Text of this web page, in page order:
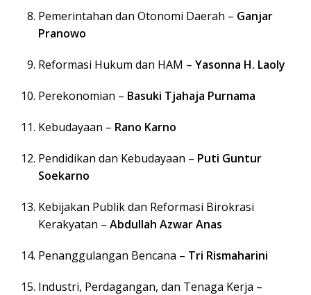
Pemerintahan dan Otonomi Daerah – Ganjar
Pranowo
Reformasi Hukum dan HAM – Yasonna H. Laoly
Perekonomian – Basuki Tjahaja Purnama
Kebudayaan – Rano Karno
Pendidikan dan Kebudayaan – Puti Guntur
Soekarno
Kebijakan Publik dan Reformasi Birokrasi
Kerakyatan – Abdullah Azwar Anas
Penanggulangan Bencana – Tri Rismaharini
Industri, Perdagangan, dan Tenaga Kerja –